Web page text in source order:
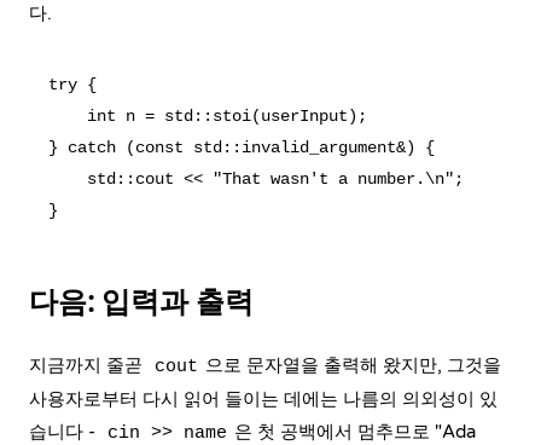
다.
try {
    int n = std::stoi(userInput);
} catch (const std::invalid_argument&) {
    std::cout << "That wasn't a number.\n";
다음: 입력과 출력
지금까지 줄곧 cout 으로 문자열을 출력해 왔지만, 그것을
사용자로부터 다시 읽어 들이는 데에는 나름의 의외성이 있
습니다 -
cin >> name 은 첫 공백에서 멈추므로 "Ada